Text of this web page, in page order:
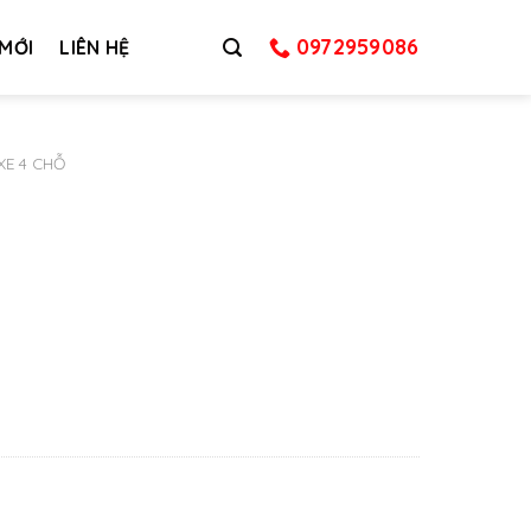
LIÊN HỆ 0972959086
4 CHỖ